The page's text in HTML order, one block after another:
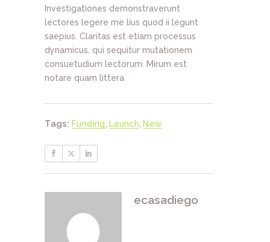
Investigationes demonstraverunt
lectores legere me lius quod ii legunt
saepius. Claritas est etiam processus
dynamicus, qui sequitur mutationem
consuetudium lectorum. Mirum est
notare quam littera
Tags: Funding Launch New
ecasadiego